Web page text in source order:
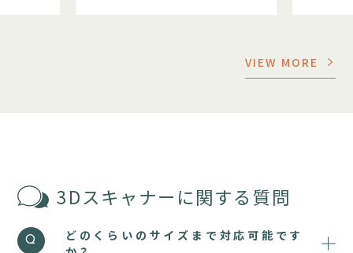
VIEW MORE
3Dスキャナーに関する質問
Q
どのくらいのサイズまで対応可能です